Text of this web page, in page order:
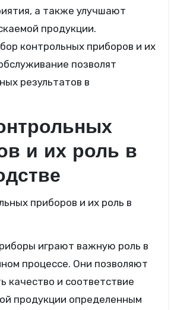
а также улучшают
продукции.
контрольных приборов и их
позволят
результатов в
и их роль в
играют важную роль в
процессе. Они позволяют
качество и соответствие
продукции определенным